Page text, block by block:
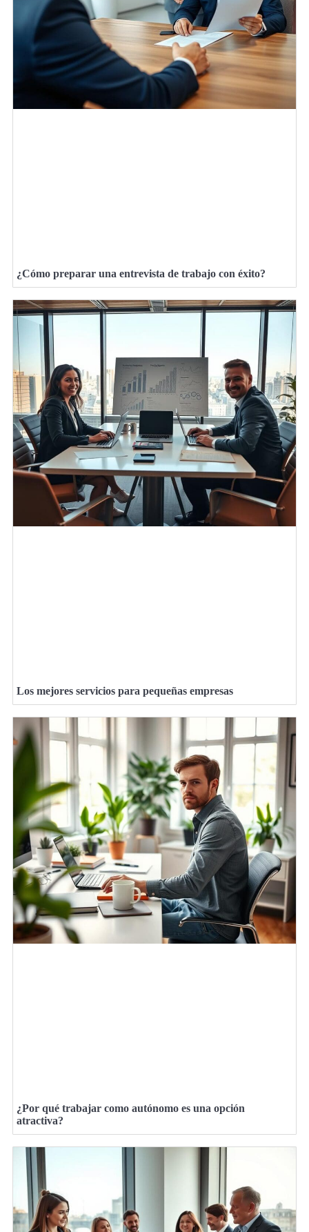
¿Cómo preparar una entrevista de trabajo con éxito?
Los mejores servicios para pequeñas empresas
¿Por qué trabajar como autónomo es una opción
atractiva?